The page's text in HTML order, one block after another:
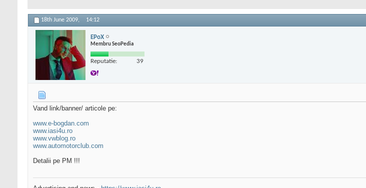
18th June 2009, 14:12
EPoX
Membru SeoPedia
Reputatie: 39
Vand link/banner/ articole pe:
www.e-bogdan.com
www.iasi4u.ro
www.vwblog.ro
www.automotorclub.com
Detalii pe PM !!!